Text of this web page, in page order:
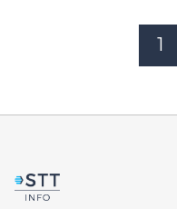
ovat hyvin tiedossa.
pitkäaikaissairaus,
1